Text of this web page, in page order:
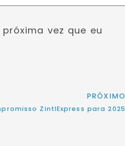
vez que eu
PRÓXIMO
ZintlExpress para 2025